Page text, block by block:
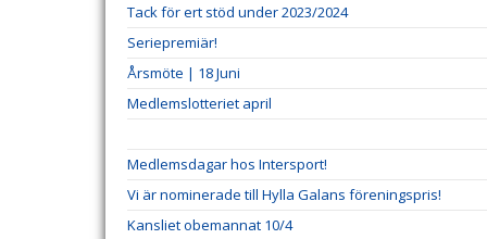
Tack för ert stöd under 2023/2024
Seriepremiär!
Årsmöte | 18 Juni
Medlemslotteriet april
Medlemsdagar hos Intersport!
Vi är nominerade till Hylla Galans föreningspris!
Kansliet obemannat 10/4